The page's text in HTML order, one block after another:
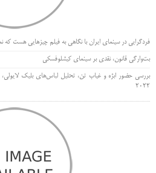
فردگرایی در سینمای ایران با نگاهی به فیلم چیزهایی هست که
بت‌وارگی قانون، نقدی بر سینمای کیشلوفسکی
بررسی حضور ابژه و غیاب تن، تحلیل لباس‌های بلیک
۲۰۲۲